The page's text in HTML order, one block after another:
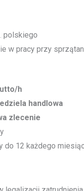
polskiego
w pracy przy
h
handlowa
zlecenie
do 12 każdego